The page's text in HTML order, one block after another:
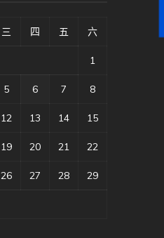
三 四 五 六
1
5 6 7 8
12 13 14 15
19 20 21 22
26 27 28 29